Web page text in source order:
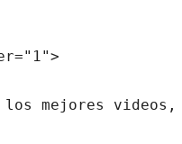
los mejores